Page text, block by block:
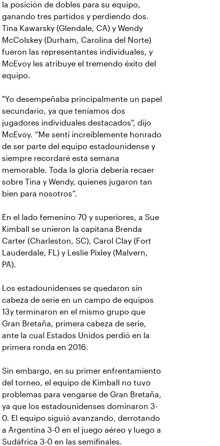
la posición de dobles para su equipo,
ganando tres partidos y perdiendo dos.
Tina Kawarsky (Glendale, CA) y Wendy
McColskey (Durham, Carolina del Norte)
fueron las representantes individuales, y
McEvoy les atribuye el tremendo éxito del
equipo.
"Yo desempeñaba principalmente un papel
secundario, ya que teníamos dos
jugadores individuales destacados", dijo
McEvoy. “Me sentí increíblemente honrado
de ser parte del equipo estadounidense y
siempre recordaré esta semana
memorable. Toda la gloria debería recaer
sobre Tina y Wendy, quienes jugaron tan
bien para nosotros”.
En el lado femenino 70 y superiores, a Sue
Kimball se unieron la capitana Brenda
Carter (Charleston, SC), Carol Clay (Fort
Lauderdale, FL) y Leslie Pixley (Malvern,
PA).
Los estadounidenses se quedaron sin
cabeza de serie en un campo de equipos
13y terminaron en el mismo grupo que
Gran Bretaña, primera cabeza de serie,
ante la cual Estados Unidos perdió en la
primera ronda en 2016.
Sin embargo, en su primer enfrentamiento
del torneo, el equipo de Kimball no tuvo
problemas para vengarse de Gran Bretaña,
ya que los estadounidenses dominaron 3-
0. El equipo siguió avanzando, derrotando
a Argentina 3-0 en el juego aéreo y luego a
Sudáfrica 3-0 en las semifinales.